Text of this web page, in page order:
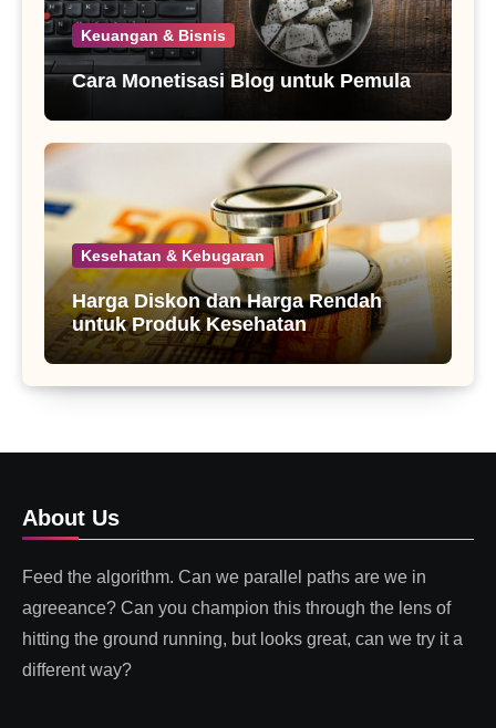
Keuangan & Bisnis
Cara Monetisasi Blog untuk Pemula
Kesehatan & Kebugaran
Harga Diskon dan Harga Rendah
untuk Produk Kesehatan
About Us
Feed the algorithm. Can we parallel paths are we in
agreeance? Can you champion this through the lens of
hitting the ground running, but looks great, can we try it a
different way?